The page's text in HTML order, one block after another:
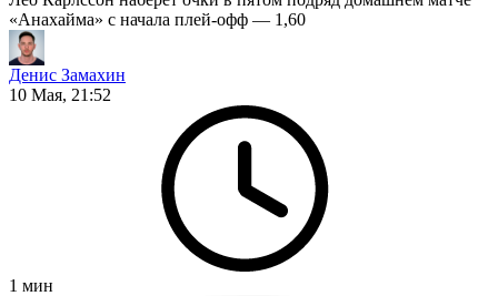
«Анахайма» с начала плей-офф — 1,60
Денис Замахин
10 Мая, 21:52
1 мин